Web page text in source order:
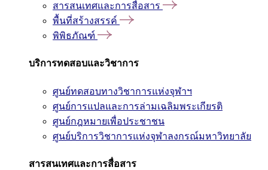
สารสนเทศและการสื่อสาร
พื้นที่สร้างสรรค์
พิพิธภัณฑ์
บริการทดสอบและวิชาการ
ศูนย์ทดสอบทางวิชาการแห่งจุฬาฯ
ศูนย์การแปลและการล่ามเฉลิมพระเกียรติ
ศูนย์กฎหมายเพื่อประชาชน
ศูนย์บริการวิชาการแห่งจุฬาลงกรณ์มหาวิทยาลัย
สารสนเทศและการสื่อสาร